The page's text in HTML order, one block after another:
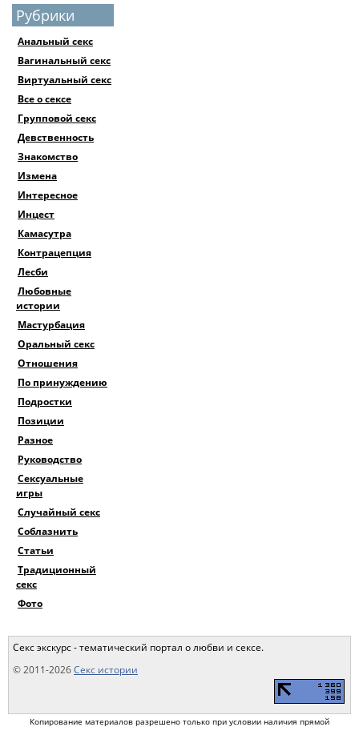
Рубрики
Анальный секс
Вагинальный секс
Виртуальный секс
Все о сексе
Групповой секс
Девственность
Знакомство
Измена
Интересное
Инцест
Камасутра
Контрацепция
Лесби
Любовные
истории
Мастурбация
Оральный секс
Отношения
По принуждению
Подростки
Позиции
Разное
Руководство
Сексуальные
игры
Случайный секс
Соблазнить
Статьи
Традиционный
секс
Фото
Секс экскурс - тематический портал о любви и сексе.
© 2011-2026Секс истории
Копирование материалов разрешено только при условии наличия прямой